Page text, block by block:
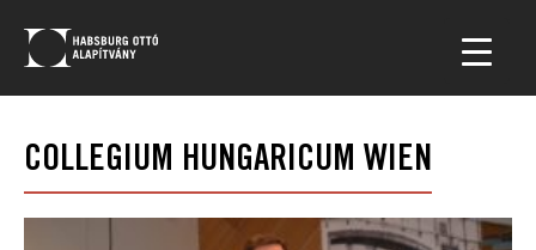
COLLEGIUM HUNGARICUM WIEN